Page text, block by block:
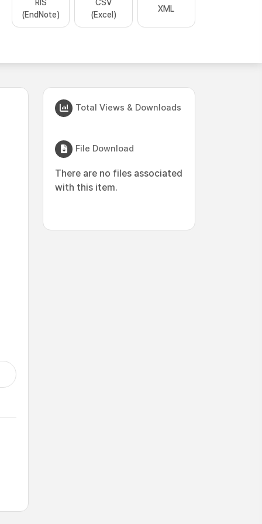
RIS
(EndNote)
CSV
(Excel)
XML
Total Views & Downloads
File Download
There are no files associated
with this item.